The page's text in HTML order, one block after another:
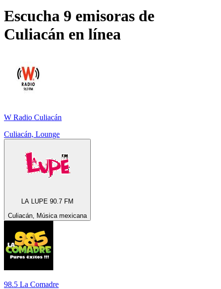
Escucha 9 emisoras de
Culiacán en línea
W Radio Culiacán
Culiacán, Lounge
LA LUPE 90.7 FM
Culiacán, Música mexicana
98.5 La Comadre